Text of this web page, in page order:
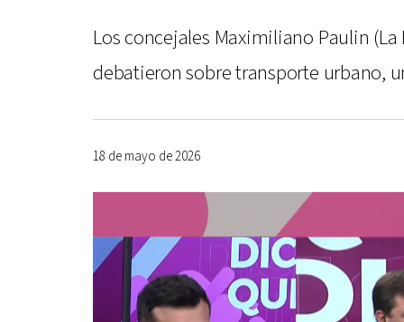
Los concejales Maximiliano Paulin
debatieron sobre transporte urbano,
18 de mayo de 2026